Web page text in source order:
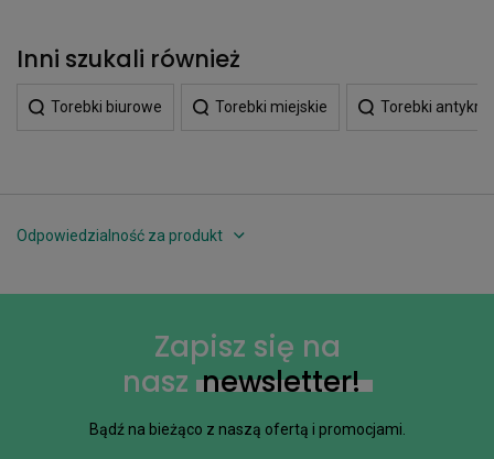
Inni szukali również
Torebki biurowe Torebki miejskie Torebki
Odpowiedzialność za produkt
Zapisz się na
nasz newsletter!
Bądź na bieżąco z naszą ofertą i promocjami.